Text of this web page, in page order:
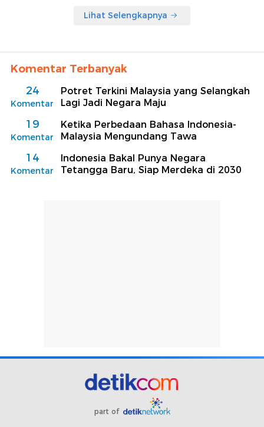
Lihat Selengkapnya
Komentar Terbanyak
24
Komentar
Potret Terkini Malaysia yang Selangkah
Lagi Jadi Negara Maju
19
Komentar
Ketika Perbedaan Bahasa Indonesia-
Malaysia Mengundang Tawa
14
Komentar
Indonesia Bakal Punya Negara
Tetangga Baru, Siap Merdeka di 2030
part of